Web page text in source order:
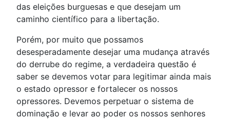
das eleições burguesas e que desejam um
caminho científico para a libertação.
Porém, por muito que possamos
desesperadamente desejar uma mudança através
do derrube do regime, a verdadeira questão é
saber se devemos votar para legitimar ainda mais
o estado opressor e fortalecer os nossos
opressores. Devemos perpetuar o sistema de
dominação e levar ao poder os nossos senhores